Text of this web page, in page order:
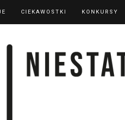
CIEKAWOSTKI KONKURSY